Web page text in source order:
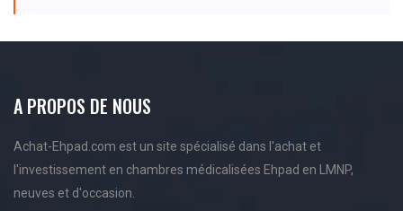
A PROPOS DE NOUS
Achat-Ehpad.com est un site spécialisé dans l'achat et
l'investissement en chambres médicalisées Ehpad en LMNP,
neuves et d'occasion.